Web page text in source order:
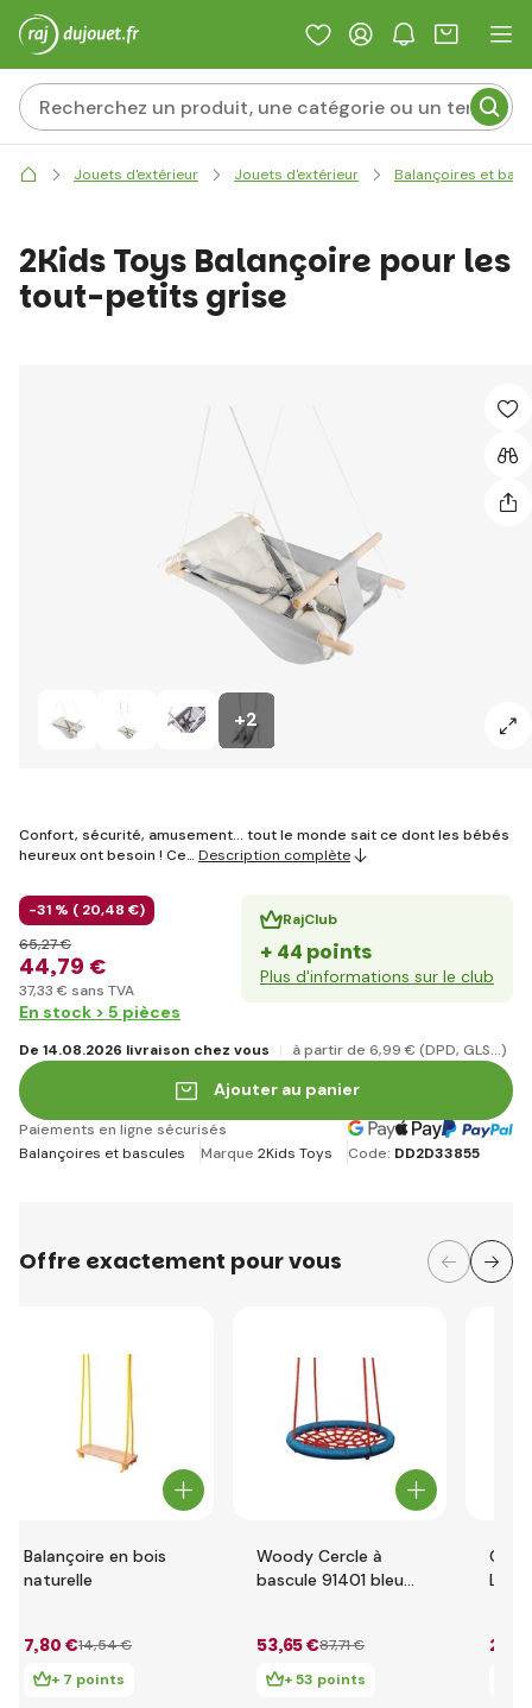
Jouets d'extérieur Jouets d'extérieur Balançoires et
+2
2Kids Toys Balançoire pour les
tout-petits grise
Confort, sécurité, amusement... tout le monde sait ce dont les bébés
heureux ont besoin ! Ce… Description complète
-31 % ( 20,48 €)
44,79 €
65,27 €
37,33 € sans TVA
RajClub
+ 44 points
Plus d'informations sur le club
En stock > 5 pièces
De 14.08.2026 livraison chez vous à partir de 6,99 € (DPD, GLS...)
Ajouter au panier
Paiements en ligne sécurisés
Balançoires et bascules
Marque 2Kids Toys Code: DD2D33855
Offre exactement pour vous
Balançoire en bois
naturelle
7,80 €14,54 €
+ 7 points
Woody Cercle à
bascule 91401 bleu
53,65 €87,71 €
+ 53 points
28